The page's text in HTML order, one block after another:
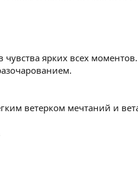
ярких всех
ветерком мечтаний и